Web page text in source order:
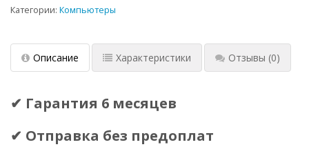
Категории: Компьютеры
Описание Характеристики Отзывы (0)
✔ Гарантия 6 месяцев
✔ Отправка без предоплат